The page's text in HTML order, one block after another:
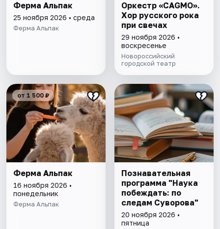
Ферма Альпак
25 ноября 2026 • среда
Ферма Альпак
Оркестр «CAGMO».
Хор русского рока
при свечах
29 ноября 2026 •
воскресенье
Новороссийский
городской театр
от 1 500 ₽
Ферма Альпак
16 ноября 2026 •
понедельник
Ферма Альпак
Познавательная
программа "Наука
побеждать: по
следам Суворова"
20 ноября 2026 •
пятница